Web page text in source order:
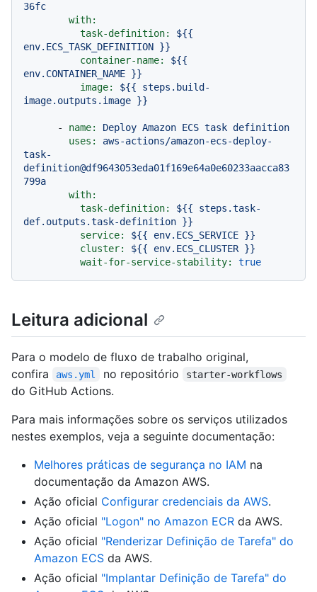
36fc
with:
task-definition:
${{
env.ECS_TASK_DEFINITION }}
container-name:
${{
env.CONTAINER_NAME }}
image:
${{
steps.build-
image.outputs.image }}
- name: Deploy Amazon ECS task definition
uses:
aws-actions/amazon-ecs-deploy-
task-
definition@df9643053eda01f169e64a0e60233aacca83
799a
with:
task-definition:
${{
steps.task-
def.outputs.task-definition }}
service:
${{ env.ECS_SERVICE }}
cluster:
${{ env.ECS_CLUSTER }}
wait-for-service-stability:
true
Leitura adicional
Para o modelo de fluxo de trabalho original,
confira
aws.yml no repositório starter-workflows
do GitHub Actions.
Para mais informações sobre os serviços utilizados
nestes exemplos, veja a seguinte documentação:
Melhores práticas de segurança no IAM na
documentação da Amazon AWS.
Ação oficial Configurar credenciais da AWS.
Ação oficial "Logon" no Amazon ECR da AWS.
Ação oficial "Renderizar Definição de Tarefa" do
Amazon ECS da AWS.
Ação oficial "Implantar Definição de Tarefa" do